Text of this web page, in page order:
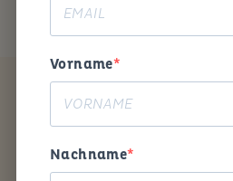
Vorname
Nachname